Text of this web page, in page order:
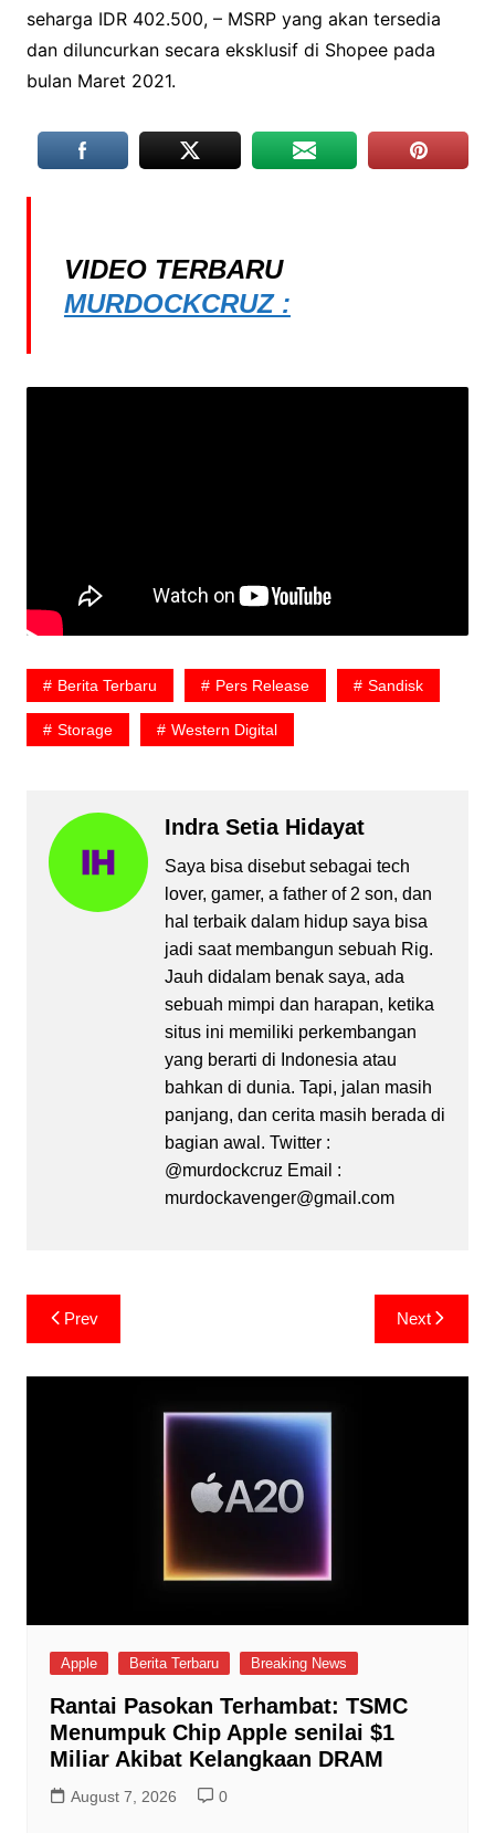
seharga IDR 402.500, – MSRP yang akan tersedia
dan diluncurkan secara eksklusif di Shopee pada
bulan Maret 2021.
VIDEO TERBARU
MURDOCKCRUZ :
Berita Terbaru Pers Release Sandisk
Storage Western Digital
Indra Setia Hidayat
Saya bisa disebut sebagai tech
lover, gamer, a father of 2 son, dan
hal terbaik dalam hidup saya bisa
jadi saat membangun sebuah Rig.
Jauh didalam benak saya, ada
sebuah mimpi dan harapan, ketika
situs ini memiliki perkembangan
yang berarti di Indonesia atau
bahkan di dunia. Tapi, jalan masih
panjang, dan cerita masih berada di
bagian awal. Twitter :
@murdockcruz Email :
murdockavenger@gmail.com
Post
navigation
Prev Next
Apple Berita Terbaru Breaking News
Rantai Pasokan Terhambat: TSMC
Menumpuk Chip Apple senilai $1
Miliar Akibat Kelangkaan DRAM
August 7, 2026 0